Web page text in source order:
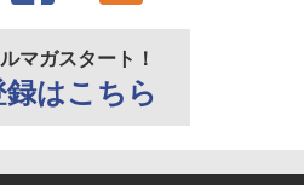
マガスタート！
録はこちら